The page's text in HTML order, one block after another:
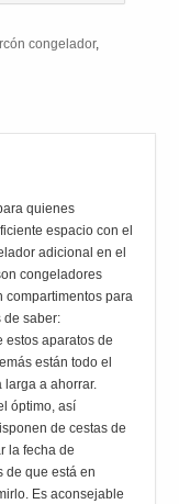
congelador,
quienes
espacio con el
adicional en el
congeladores
compartimentos para
de saber:
estos aparatos de
están todo el
larga a ahorrar.
óptimo, así
de cestas de
la fecha de
de que está en
Es aconsejable